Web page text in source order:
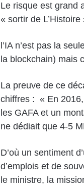
Le risque est grand
« sortir de L’Histoire
l’IA n’est pas la
la blockchain) mais
La preuve de ce
chiffres : « En 2016,
les GAFA et un
ne dédiait que 4-5
D’où un sentiment
d’emplois et de
le ministre, la